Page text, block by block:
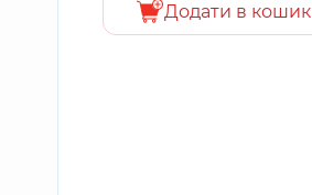
Додати в кошик